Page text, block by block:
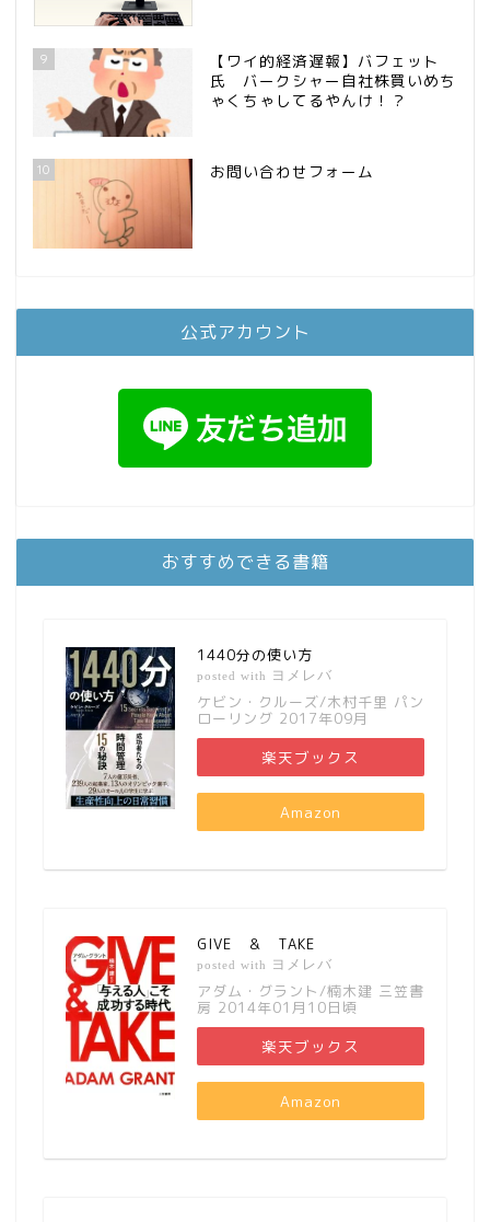
9
【ワイ的経済遅報】バフェット
氏 バークシャー自社株買いめち
ゃくちゃしてるやんけ！？
10 お問い合わせフォーム
公式アカウント
おすすめできる書籍
1440分の使い方
posted with ヨメレバ
ケビン・クルーズ/木村千里 パン
ローリング 2017年09月
楽天ブックス
Amazon
GIVE ＆ TAKE
posted with ヨメレバ
アダム・グラント/楠木建 三笠書
房 2014年01月10日頃
楽天ブックス
Amazon